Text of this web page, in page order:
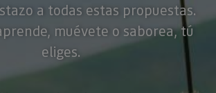
a todas estas propuestas.
muévete o saborea, tú
eliges.